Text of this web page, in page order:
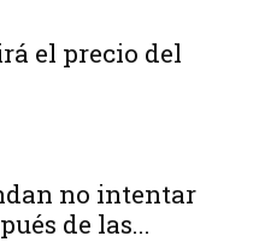
el precio del
no intentar
de las...